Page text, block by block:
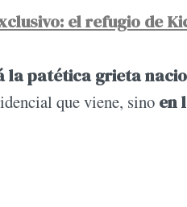
el refugio de
la patética grieta
que viene, sino en